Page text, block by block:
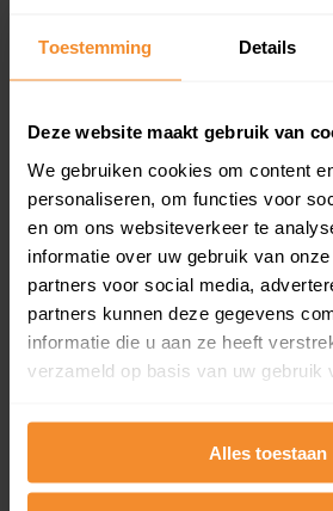
Toestemming Details
Deze website maakt gebruik van
We gebruiken cookies om content
personaliseren, om functies voor
en om ons websiteverkeer te
informatie over uw gebruik van
partners voor social media,
partners kunnen deze gegevens
informatie die u aan ze heeft
verzameld op basis van uw gebruik
Alles toestaan
Inclusief 1 jaar gratis updates
inclusief een jaar lang gratis
koopsommen.
Bekijk product
Direct leverbaar
Kadastrale kaart pakket
Alleen globale ligging perceel